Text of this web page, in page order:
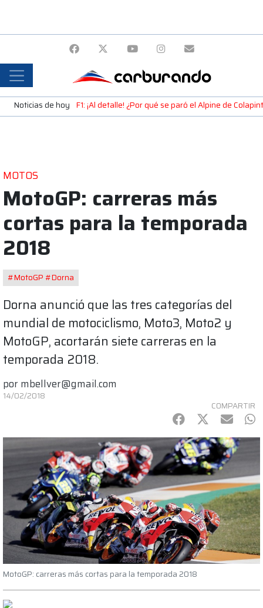
Noticias de hoy F1: ¡Al detalle! ¿Por qué se paró el Alpine de
MOTOS
MotoGP: carreras más
cortas para la temporada
2018
#MotoGP #Dorna
Dorna anunció que las tres categorías del
mundial de motociclismo, Moto3, Moto2 y
MotoGP, acortarán siete carreras en la
temporada 2018.
por mbellver@gmail.com
14/02/2018
COMPARTIR
Facebook
Twitter
mail
MotoGP: carreras más cortas para la temporada 2018